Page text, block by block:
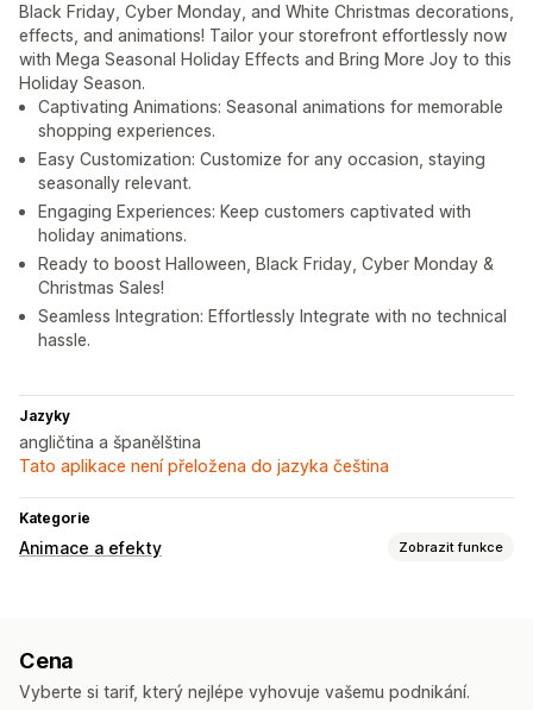
Black Friday, Cyber Monday, and White Christmas decorations,
effects, and animations! Tailor your storefront effortlessly now
with Mega Seasonal Holiday Effects and Bring More Joy to this
Holiday Season.
Captivating Animations: Seasonal animations for memorable
shopping experiences.
Easy Customization: Customize for any occasion, staying
seasonally relevant.
Engaging Experiences: Keep customers captivated with
holiday animations.
Ready to boost Halloween, Black Friday, Cyber Monday &
Christmas Sales!
Seamless Integration: Effortlessly Integrate with no technical
hassle.
Jazyky
angličtina a španělština
Tato aplikace není přeložena do jazyka čeština
Kategorie
Animace a efekty Zobrazit funkce
Interaktivní animace
Efekty specifické pro jednotlivé stránky Barva Velikost
Cena
Vyberte si tarif, který nejlépe vyhovuje vašemu podnikání.